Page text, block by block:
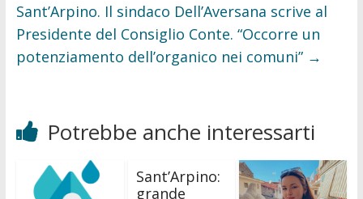
Sant’Arpino. Il sindaco Dell’Aversana scrive al
Presidente del Consiglio Conte. “Occorre un
potenziamento dell’organico nei comuni” →
Potrebbe anche interessarti
Sant’Arpino:
grande